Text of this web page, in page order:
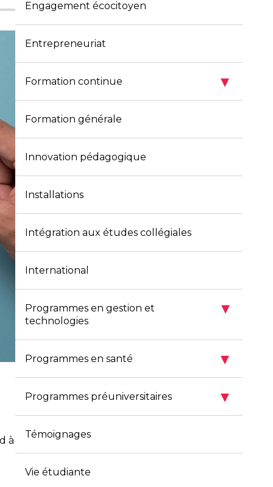
à
Engagement écocitoyen
Entrepreneuriat
Formation continue ▾
Formation générale
Innovation pédagogique
Installations
Intégration aux études collégiales
International
Programmes en gestion et
technologies
▾
Programmes en santé ▾
Programmes préuniversitaires ▾
Témoignages
Vie étudiante